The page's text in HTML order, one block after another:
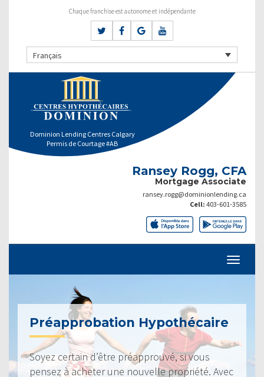
Chaque franchise est autonome et indépendante
Français
Dominion Lending Centres Calgary
Permis de Courtage #AB
Ransey Rogg, CFA
Mortgage Associate
ransey.rogg@dominionlending.ca
Cell: 403-601-3585
Préapprobation Hypothécaire
Soyez certain d’être préapprouvé, si vous
pensez à acheter une nouvelle propriété. Avec